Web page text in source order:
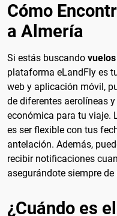
Cómo
a Almería
Si estás buscando
plataforma eLandFly es
web y aplicación móvil,
de diferentes aerolíneas
económica para tu viaje.
es ser flexible con tus
antelación. Además,
recibir notificaciones
asegurándote siempre
¿Cuándo es